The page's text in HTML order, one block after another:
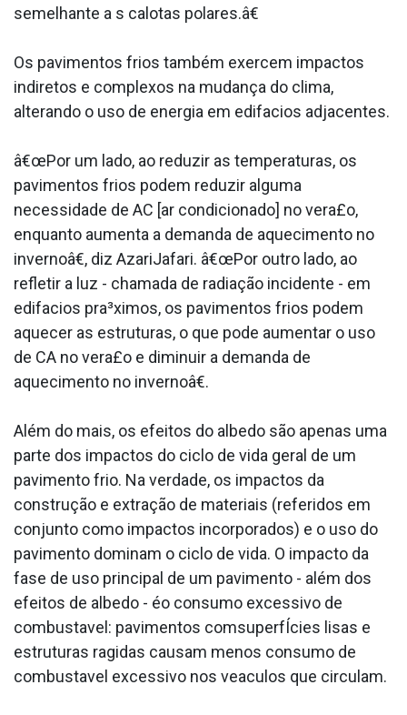
semelhante a s calotas polares.â€
Os pavimentos frios também exercem impactos
indiretos e complexos na mudança do clima,
alterando o uso de energia em edifa­cios adjacentes.
â€œPor um lado, ao reduzir as temperaturas, os
pavimentos frios podem reduzir alguma
necessidade de AC [ar condicionado] no vera£o,
enquanto aumenta a demanda de aquecimento no
invernoâ€, diz AzariJafari. â€œPor outro lado, ao
refletir a luz - chamada de radiação incidente - em
edifa­cios pra³ximos, os pavimentos frios podem
aquecer as estruturas, o que pode aumentar o uso
de CA no vera£o e diminuir a demanda de
aquecimento no invernoâ€.
Além do mais, os efeitos do albedo são apenas uma
parte dos impactos do ciclo de vida geral de um
pavimento frio. Na verdade, os impactos da
construção e extração de materiais (referidos em
conjunto como impactos incorporados) e o uso do
pavimento dominam o ciclo de vida. O impacto da
fase de uso principal de um pavimento - além dos
efeitos de albedo - éo consumo excessivo de
combusta­vel: pavimentos comsuperfÍcies lisas e
estruturas ra­gidas causam menos consumo de
combusta­vel excessivo nos vea­culos que circulam.